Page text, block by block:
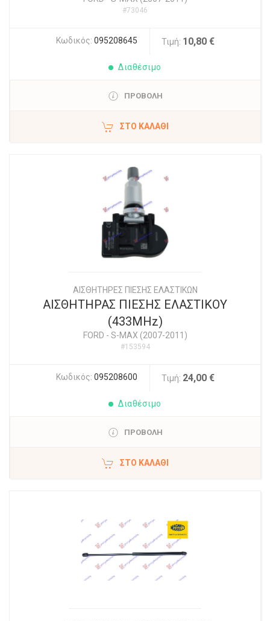
#73046
Κωδικός: 095208645 Τιμή: 10,80 €
Διαθέσιμο
ΠΡΟΒΟΛΗ
ΣΤΟ ΚΑΛΆΘΙ
ΑΙΣΘΗΤΗΡΕΣ ΠΙΕΣΗΣ ΕΛΑΣΤΙΚΩΝ
ΑΙΣΘΗΤΗΡΑΣ ΠΙΕΣΗΣ ΕΛΑΣΤΙΚΟΥ
(433MHz)
FORD - S-MAX (2007-2011)
#153594
Κωδικός: 095208600 Τιμή: 24,00 €
Διαθέσιμο
ΠΡΟΒΟΛΗ
ΣΤΟ ΚΑΛΆΘΙ